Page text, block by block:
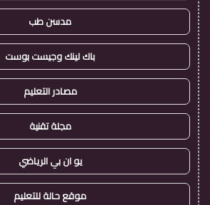
مدسن طب
باك لينك وجيست بوست
مصادر التعليم
مجلة تقنية
يو ان بي الرياضي
موقع حالة للتعليم